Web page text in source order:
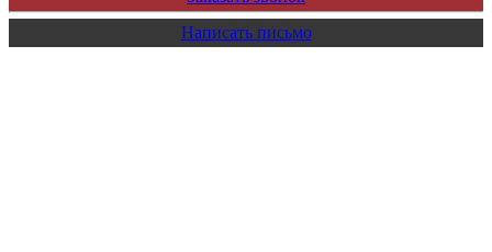
Написать письмо